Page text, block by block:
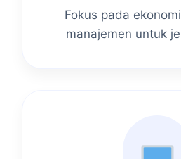
Fokus pada
manajemen untuk